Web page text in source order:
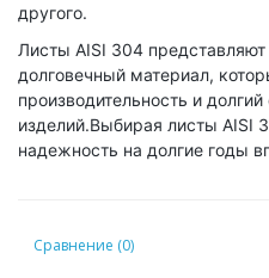
другого.
Листы AISI 304
долговечный материал,
производительность и
изделий.Выбирая листы AISI
надежность на долгие годы
Сравнение (0)